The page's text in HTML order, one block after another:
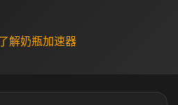
解奶瓶加速器